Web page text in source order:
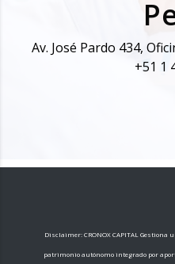
Av. José Pardo 434,
+51 1
Disclaimer: CRONOX CAPITAL
patrimonio autónomo integrado por